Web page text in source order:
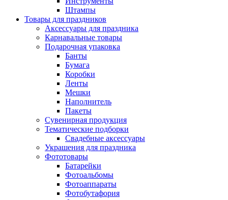
Штампы
Товары для праздников
Аксессуары для праздника
Карнавальные товары
Подарочная упаковка
Банты
Бумага
Коробки
Ленты
Мешки
Наполнитель
Пакеты
Сувенирная продукция
Тематические подборки
Свадебные аксессуары
Украшения для праздника
Фототовары
Батарейки
Фотоальбомы
Фотоаппараты
Фотобутафория